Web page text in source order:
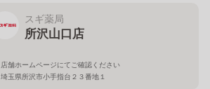
スギ薬局
所沢山口店
店舗ホームページにてご確認ください
埼玉県所沢市小手指台２３番地１